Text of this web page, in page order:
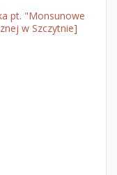
pt. "Monsunowe
w Szczytnie]